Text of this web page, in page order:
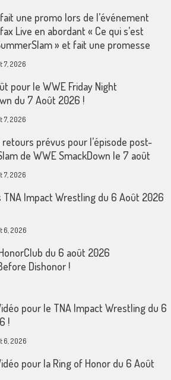
une promo lors de l’événement
Live en abordant « Ce qui s’est
» et fait une promesse
7, 2026
pour le WWE Friday Night
du 7 Août 2026 !
7, 2026
prévus pour l’épisode post-
de WWE SmackDown le 7 août
7, 2026
TNA Impact Wrestling du 6 Août 2026
6, 2026
du 6 août 2026
Dishonor !
pour le TNA Impact Wrestling du 6
!
6, 2026
pour la Ring of Honor du 6 Août